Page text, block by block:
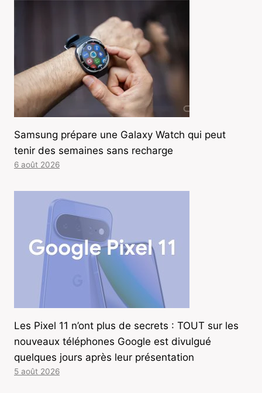
Samsung prépare une Galaxy Watch qui peut
tenir des semaines sans recharge
6 août 2026
Les Pixel 11 n’ont plus de secrets : TOUT sur les
nouveaux téléphones Google est divulgué
quelques jours après leur présentation
5 août 2026